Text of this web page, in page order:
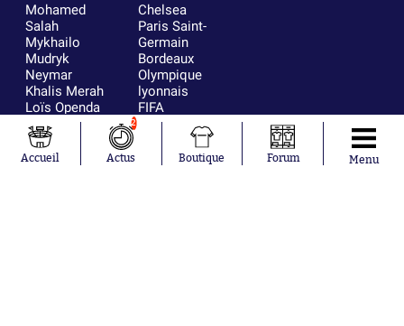
Mohamed
Salah
Mykhailo
Mudryk
Neymar
Khalis Merah
Loïs Openda
Moussa
Niakhaté
Nicolás
Chelsea
Paris Saint-
Germain
Bordeaux
Olympique
lyonnais
FIFA
Real Madrid
RC Strasbourg
AC Milan
Accueil
2
Actus Boutique Forum Menu